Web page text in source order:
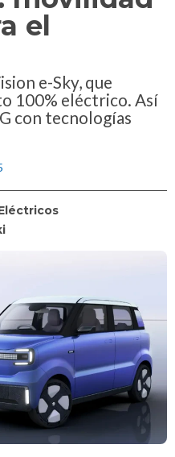
el
e-Sky, que
100% eléctrico. Así
con tecnologías